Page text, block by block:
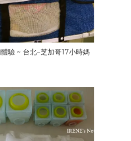
驗 ~ 台北−芝加哥17小時媽